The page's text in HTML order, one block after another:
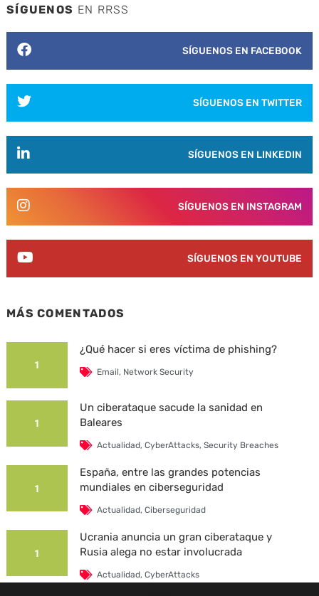
SÍGUENOS EN RRSS
SÍGUENOS EN FACEBOOK
SÍGUENOS EN TWITTER
SÍGUENOS EN LINKEDIN
SÍGUENOS EN INSTAGRAM
SÍGUENOS EN YOUTUBE
MÁS COMENTADOS
1
¿Qué hacer si eres víctima de phishing?
Email, Network Security
1
Un ciberataque sacude la sanidad en
Baleares
Actualidad,CyberAttacks,Security Breaches
1
España, entre las grandes potencias
mundiales en ciberseguridad
Actualidad,Ciberseguridad
1
Ucrania anuncia un gran ciberataque y
Rusia alega no estar involucrada
Actualidad,CyberAttacks